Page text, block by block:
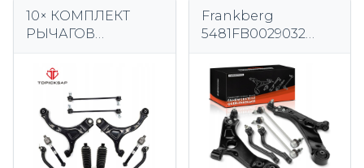
10× КОМПЛЕКТ
РЫЧАГОВ
HYUNDAI SANTA FE
Frankberg
5481FB0029032
поворотного
рычага, подвеска
колес